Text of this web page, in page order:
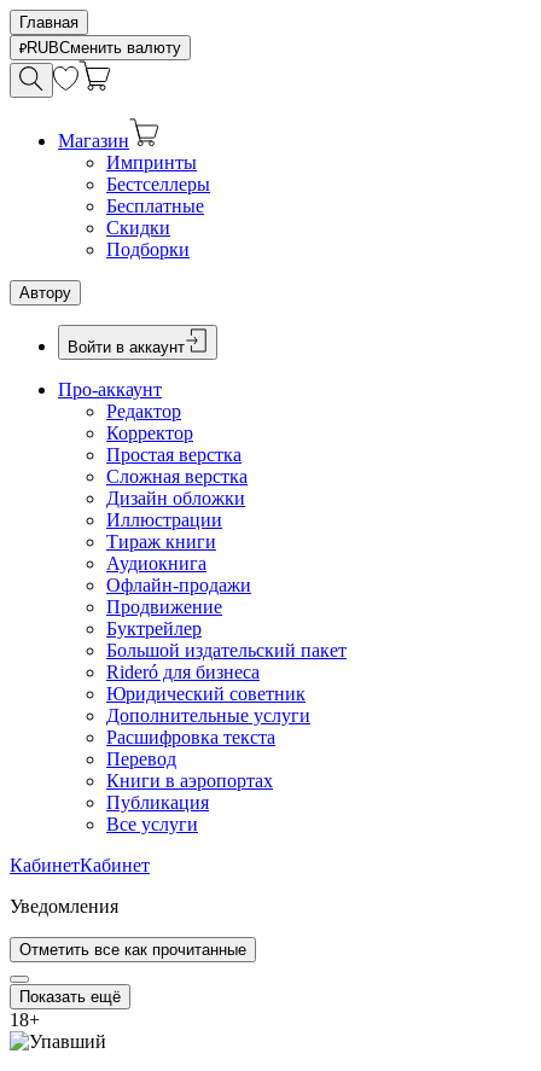
Главная
RUBСменить валюту
Магазин
Импринты
Бестселлеры
Бесплатные
Скидки
Подборки
Автору
Войти в аккаунт
Про-аккаунт
Редактор
Корректор
Простая верстка
Сложная верстка
Дизайн обложки
Иллюстрации
Тираж книги
Аудиокнига
Офлайн-продажи
Продвижение
Буктрейлер
Большой издательский пакет
Rideró для бизнеса
Юридический советник
Дополнительные услуги
Расшифровка текста
Перевод
Книги в аэропортах
Публикация
Все услуги
КабинетКабинет
Уведомления
Отметить все как прочитанные
Показать ещё
18+